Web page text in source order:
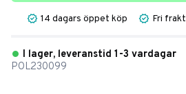
14 dagars öppet köp Fri
I lager, leveranstid 1-3 vardagar
POL230099